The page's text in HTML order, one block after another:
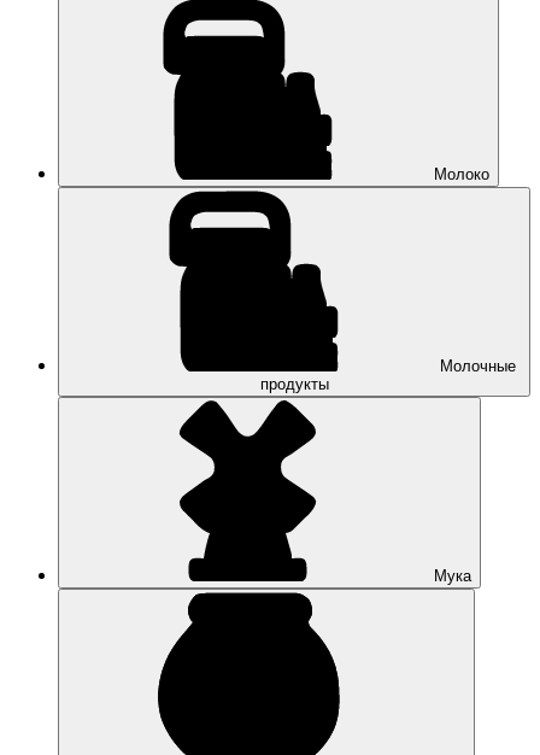
Молоко
Молочные
продукты
Мука